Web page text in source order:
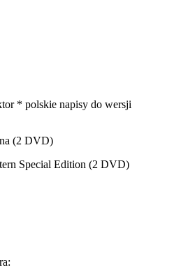
* polskie napisy do wersji
(2 DVD)
Special Edition (2 DVD)